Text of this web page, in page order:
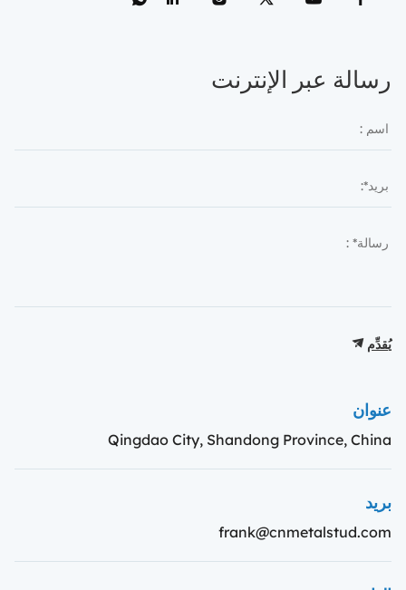
رسالة عبر الإنترنت
يُقدِّم
عنوان
Qingdao City, Shandong Province, China
بريد
frank@cnmetalstud.com